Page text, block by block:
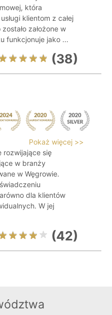
która
klientom z całej
założone w
funkcjonuje jako ...
(38)
Pokaż więcej >>
rozwijające się
w branży
w Węgrowie.
dla klientów
W jej
(42)